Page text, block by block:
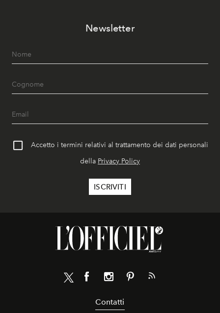
Newsletter
Accetto i termini relativi al trattamento dei dati personali
della Privacy Policy
Contatti